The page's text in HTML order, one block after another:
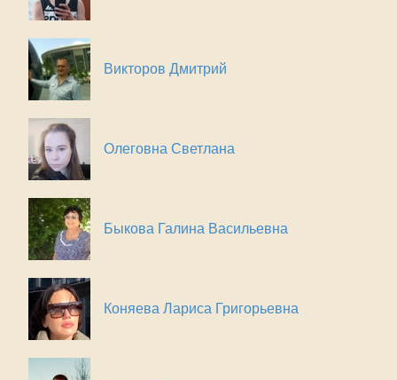
Викторов Дмитрий
Олеговна Светлана
Быкова Галина Васильевна
Коняева Лариса Григорьевна